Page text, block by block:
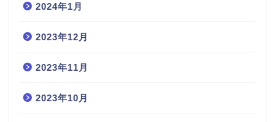
2024年1月
2023年12月
2023年11月
2023年10月